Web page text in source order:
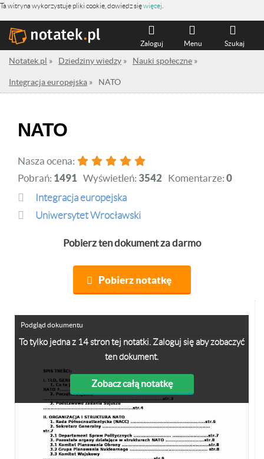
Ta witryna wykorzystuje pliki cookie, dowiedz sięwięcej
Szukaj
Menu
Zaloguj
Notatek.pl » Dziedziny wiedzy » Nauki społeczne »
Integracja europejska » NATO
NATO
Nasza ocena:
Pobrań: 1491 Wyświetleń: 3542 Komentarze: 0
Integracja europejska
Uniwersytet Wrocławski
Pobierz ten dokument za darmo
Pobierz notatkę
To tylko jedna z 14 stron tej notatki. Zaloguj się aby zobaczyć
ten dokument.
Zobacz całą notatkę
Podgląd dokumentu